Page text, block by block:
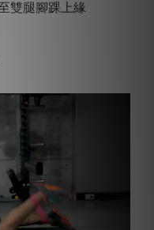
雙腿腳踝上緣